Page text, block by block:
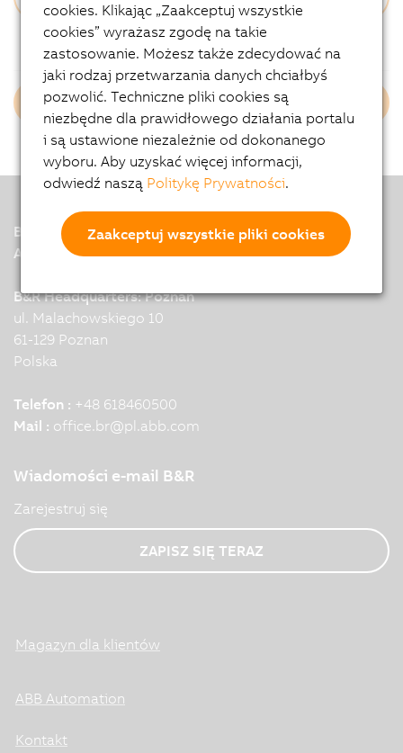
Zapomniałeś hasła?
Login B&R Employees
B&R
A member of the ABB Group
B&R Headquarters: Poznań
ul. Malachowskiego 10
61-129 Poznan
Polska
Telefon : +48 618460500
Mail : office.br@pl.abb.com
Wiadomości e-mail B&R
Zarejestruj się
ZAPISZ SIĘ TERAZ
Magazyn dla klientów
ABB Automation
Kontakt
cookies. Klikając „Zaakceptuj wszystkie
cookies” wyrażasz zgodę na takie
zastosowanie. Możesz także zdecydować na
jaki rodzaj przetwarzania danych chciałbyś
pozwolić. Techniczne pliki cookies są
niezbędne dla prawidłowego działania portalu
i są ustawione niezależnie od dokonanego
wyboru. Aby uzyskać więcej informacji,
odwiedź naszą Politykę Prywatności.
Zaakceptuj wszystkie pliki cookies